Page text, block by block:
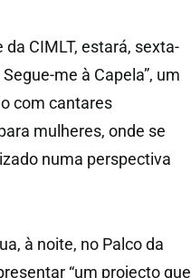
CIMLT, estará, sexta-
me à Capela”, um
com cantares
mulheres, onde se
numa perspectiva
à noite, no Palco da
“um projecto que